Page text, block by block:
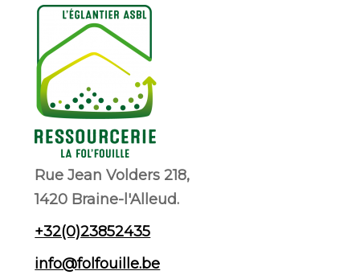
Rue Jean Volders 218,
1420 Braine-l'Alleud.
+32(0)23852435
info@folfouille.be